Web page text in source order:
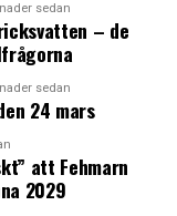
om
vi är ett
bort godset är
oss ner
vill ha, säger
– Jenny
sedan
– de
sedan
24 mars
att Fehmarn
2029